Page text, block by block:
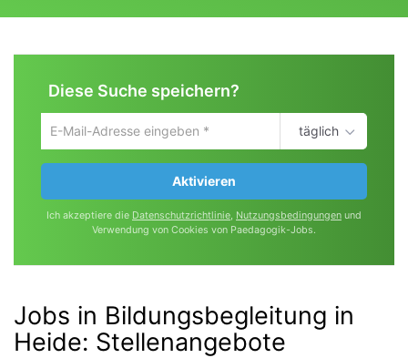
Diese Suche speichern?
Um
die
aktuelle
zu
speichern
deine
ein
täglich
Aktivieren
Ich akzeptiere die Datenschutzrichtlinie, Nutzungsbedingungen und
Verwendung von Cookies von Paedagogik-Jobs.
Jobs in Bildungsbegleitung in
Heide: Stellenangebote